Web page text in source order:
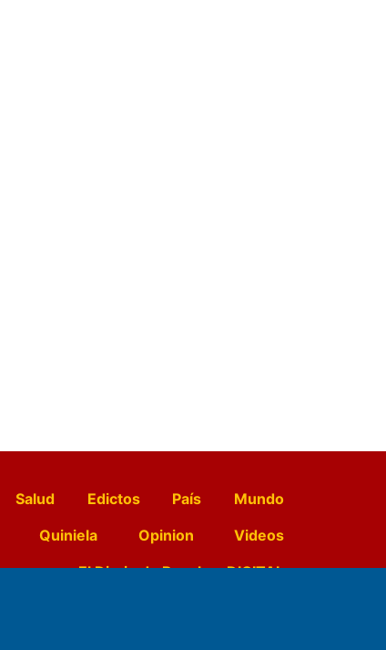
Salud Edictos País
Mundo
Quiniela Opinion
Videos
El Diario de Papel en DIGITAL